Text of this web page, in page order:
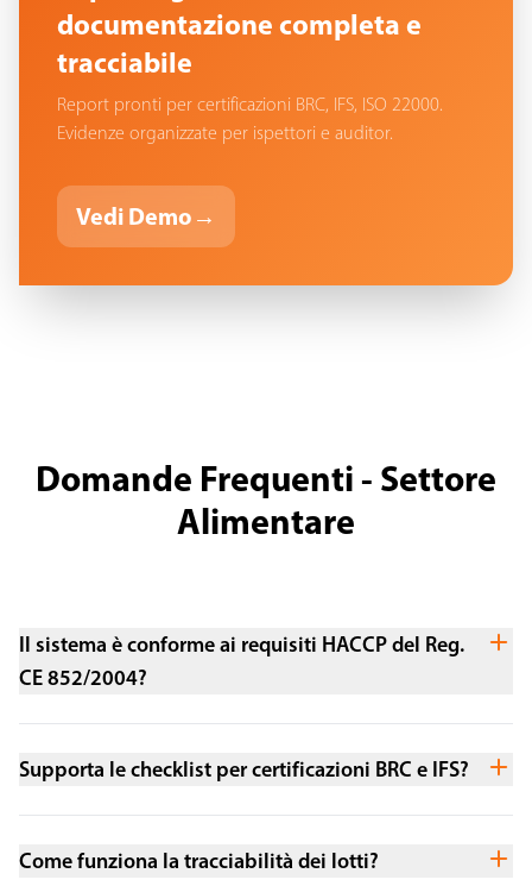
documentazione completa e
tracciabile
Report pronti per certificazioni BRC, IFS, ISO 22000.
Evidenze organizzate per ispettori e auditor.
Vedi Demo →
Domande Frequenti - Settore
Alimentare
Il sistema è conforme ai requisiti HACCP del Reg.
CE 852/2004?
Supporta le checklist per certificazioni BRC e IFS?
Come funziona la tracciabilità dei lotti?